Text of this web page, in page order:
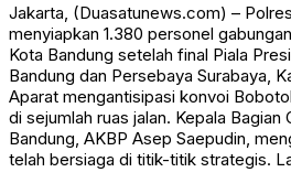
Jakarta, (Duasatunews.com) –
menyiapkan 1.380 personel
Kota Bandung setelah final Piala
Bandung dan Persebaya Surabaya,
Aparat mengantisipasi konvoi
di sejumlah ruas jalan. Kepala
Bandung, AKBP Asep Saepudin,
telah bersiaga di titik-titik strategis.